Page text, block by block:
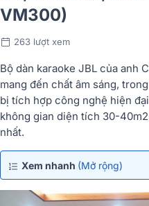
VM300)
263 lượt xem
Bộ dàn karaoke JBL của anh
mang đến chất âm sáng,
bị tích hợp công nghệ hiện
không gian diện tích 30-
nhất.
Xem nhanh (Mở rộng)